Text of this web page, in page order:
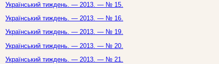
Український тиждень. — 2013. — № 15.
Український тиждень. — 2013. — № 16.
Український тиждень. — 2013. — № 19.
Український тиждень. — 2013. — № 20.
Український тиждень. — 2013. — № 21.